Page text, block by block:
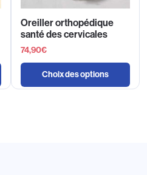
Oreiller orthopédique
santé des cervicales
74,90€
Choix des options